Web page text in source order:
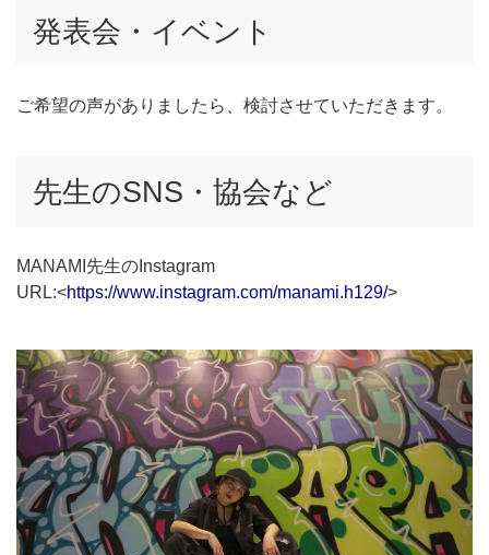
発表会・イベント
ご希望の声がありましたら、検討させていただきます。
先生のSNS・協会など
MANAMI先生のInstagram
URL:<https://www.instagram.com/manami.h129/>